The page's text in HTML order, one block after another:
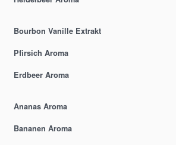
Bourbon Vanille Extrakt
Pfirsich Aroma
Erdbeer Aroma
Ananas Aroma
Bananen Aroma